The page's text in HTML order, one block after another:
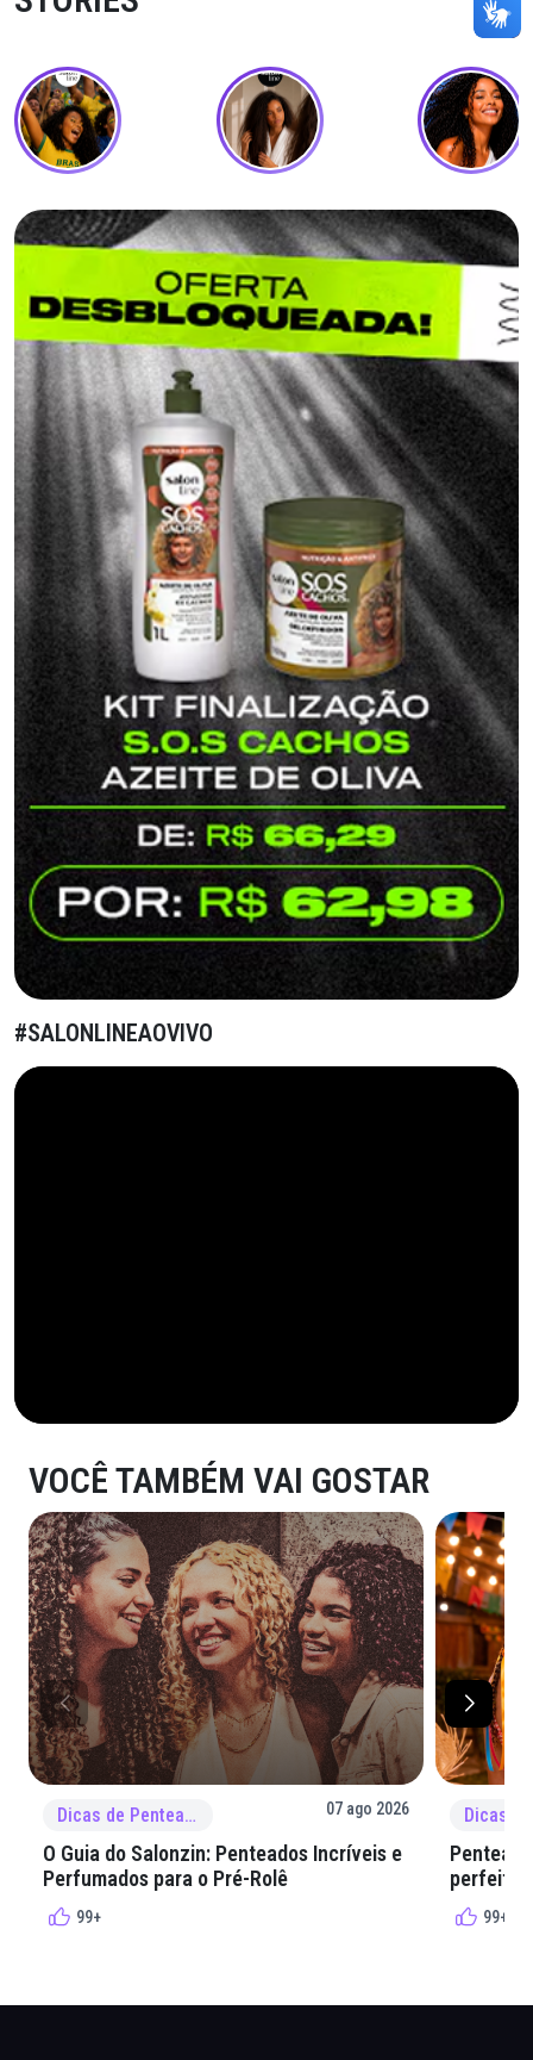
#SALONLINEAOVIVO
VOCÊ TAMBÉM VAI GOSTAR
Dicas de Penteado 07 ago 2026
O Guia do Salonzin: Penteados Incríveis e
Perfumados para o Pré-Rolê
99+
perfeita
99+